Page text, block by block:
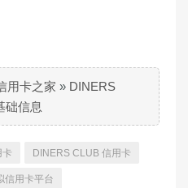
用卡之家 » DINERS
础信息
卡 DINERS CLUB 信用卡
信用卡平台